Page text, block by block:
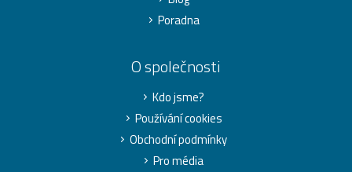
Poradna
O společnosti
Kdo jsme?
Používání cookies
Obchodní podmínky
Pro média